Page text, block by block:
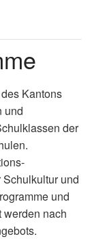
Kantons
und
der
und
und
werden nach